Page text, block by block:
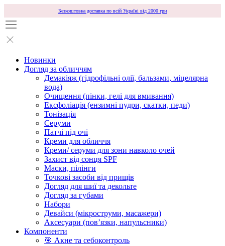
Безкоштовна доставка по всій Україні від 2000 грн
Новинки
Догляд за обличчям
Демакіяж (гідрофільні олії, бальзами, міцелярна
вода)
Очищення (пінки, гелі для вмивання)
Ексфоліація (ензимні пудри, скатки, педи)
Тонізація
Серуми
Патчі під очі
Креми для обличчя
Креми/ серуми для зони навколо очей
Захист від сонця SPF
Маски, пілінги
Точкові засоби від прищів
Догляд для шиї та декольте
Догляд за губами
Набори
Девайси (мікроструми, масажери)
Аксесуари (повʼязки, напульсники)
Компоненти
🎯 Акне та себоконтроль